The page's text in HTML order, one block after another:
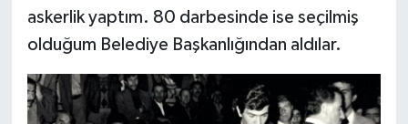
askerlik yaptım. 80 darbesinde ise seçilmiş
olduğum Belediye Başkanlığından aldılar.